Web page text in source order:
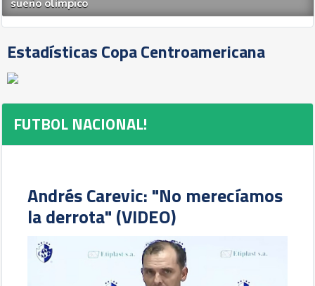
sueño olímpico
Estadísticas Copa Centroamericana
FUTBOL NACIONAL!
Andrés Carevic: "No merecíamos
la derrota" (VIDEO)